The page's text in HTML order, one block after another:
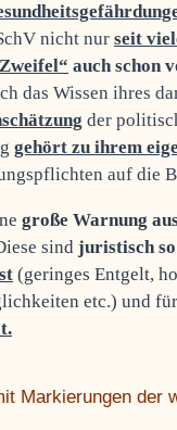
nicht nur seit
auch schon
das Wissen ihres
der
gehört zu ihrem
auf die
große Warnung
sind juristisch
(geringes Entgelt,
etc.) und für
Markierungen der